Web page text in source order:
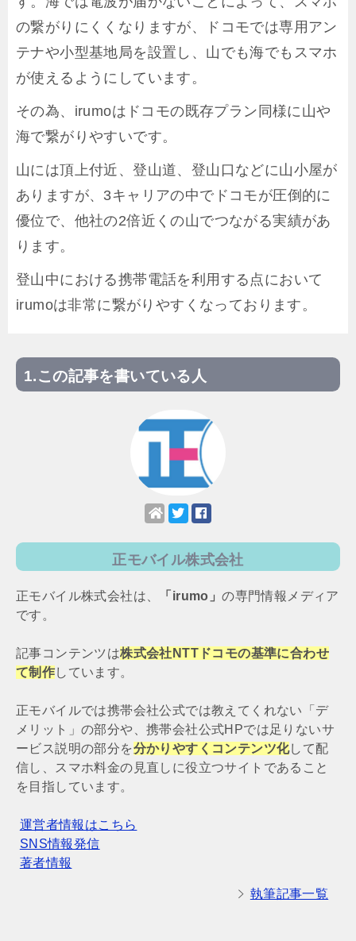
の繋がりにくくなりますが、ドコモでは専用アン
テナや小型基地局を設置し、山でも海でもスマホ
が使えるようにしています。
その為、irumoはドコモの既存プラン同様に山や
海で繋がりやすいです。
山には頂上付近、登山道、登山口などに山小屋が
ありますが、3キャリアの中でドコモが圧倒的に
優位で、他社の2倍近くの山でつながる実績があ
ります。
登山中における携帯電話を利用する点において
irumoは非常に繋がりやすくなっております。
この記事を書いている人
正モバイル株式会社
正モバイル株式会社は、 「irumo」の専門情報メディア
です。
記事コンテンツは株式会社NTTドコモの基準に合わせ
て制作しています。
正モバイルでは携帯会社公式では教えてくれない「デ
メリット」の部分や、携帯会社公式HPでは足りないサ
ービス説明の部分を分かりやすくコンテンツ化して配
信し、スマホ料金の見直しに役立つサイトであること
を目指しています。
運営者情報はこちら
SNS情報発信
著者情報
執筆記事一覧